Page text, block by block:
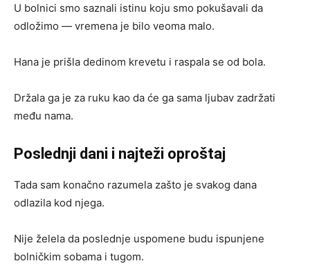
U bolnici smo saznali istinu koju smo pokušavali da
odložimo — vremena je bilo veoma malo.
Hana je prišla dedinom krevetu i raspala se od bola.
Držala ga je za ruku kao da će ga sama ljubav zadržati
među nama.
Poslednji dani i najteži oproštaj
Tada sam konačno razumela zašto je svakog dana
odlazila kod njega.
Nije želela da poslednje uspomene budu ispunjene
bolničkim sobama i tugom.